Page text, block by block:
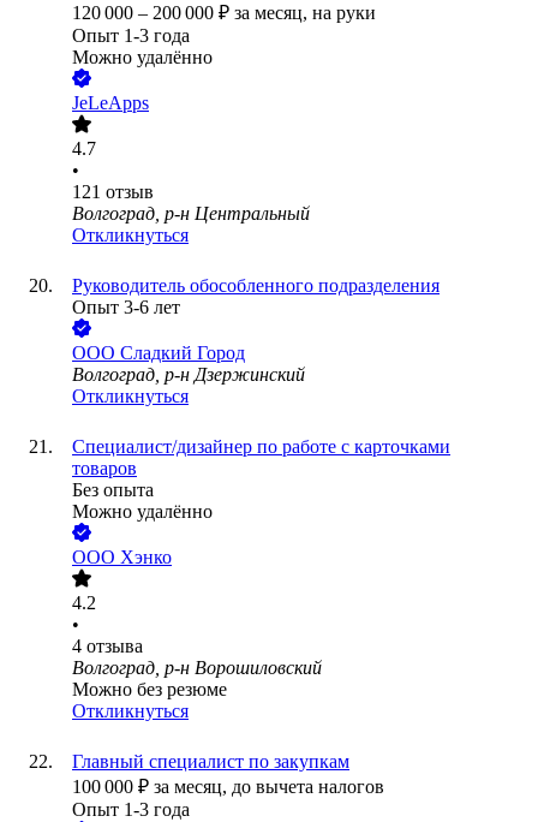
120 000 – 200 000 ₽ за месяц, на руки
Опыт 1-3 года
Можно удалённо
JeLeApps
4.7
•
121 отзыв
Волгоград, р-н Центральный
Откликнуться
Руководитель обособленного подразделения
Опыт 3-6 лет
ООО Сладкий Город
Волгоград, р-н Дзержинский
Откликнуться
Специалист/дизайнер по работе с карточками
товаров
Без опыта
Можно удалённо
ООО Хэнко
4.2
•
4 отзыва
Волгоград, р-н Ворошиловский
Можно без резюме
Откликнуться
Главный специалист по закупкам
100 000 ₽ за месяц, до вычета налогов
Опыт 1-3 года